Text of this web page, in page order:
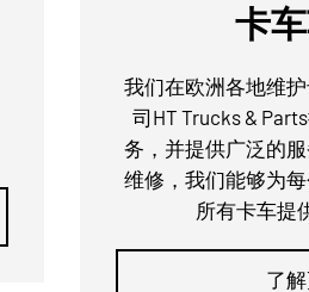
卡
我们在欧洲各地维
司HT Trucks &
务，并提供广泛的
维修，我们能够为
所有卡车提
了